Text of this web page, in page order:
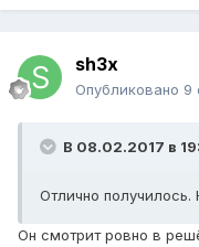
sh3x
Опубликовано 9
В 08.02.2017 в
Отлично
Он смотрит ровно в